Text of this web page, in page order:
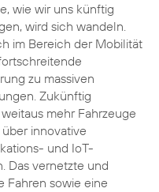
wie wir uns künftig
wird sich wandeln.
im Bereich der Mobilität
zu massiven
Zukünftig
mehr Fahrzeuge
innovative
und IoT-
Das vernetzte und
Fahren sowie eine